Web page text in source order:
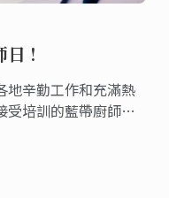
日 !
地辛勤工作和充滿熱
受培訓的藍帶廚師、
由藍帶學院雪梨校